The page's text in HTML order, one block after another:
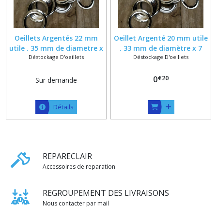
Oeillets Argentés 22 mm
utile . 35 mm de diametre x
7 mm d epaisseur
Déstockage D'oeillets
Sur demande
Détails
Oeillet Argenté 20 mm utile
. 33 mm de diamètre x 7
mm d épaisseur
Déstockage D'oeillets
0€20
REPARECLAIR
Accessoires de reparation
REGROUPEMENT DES LIVRAISONS
Nous contacter par mail